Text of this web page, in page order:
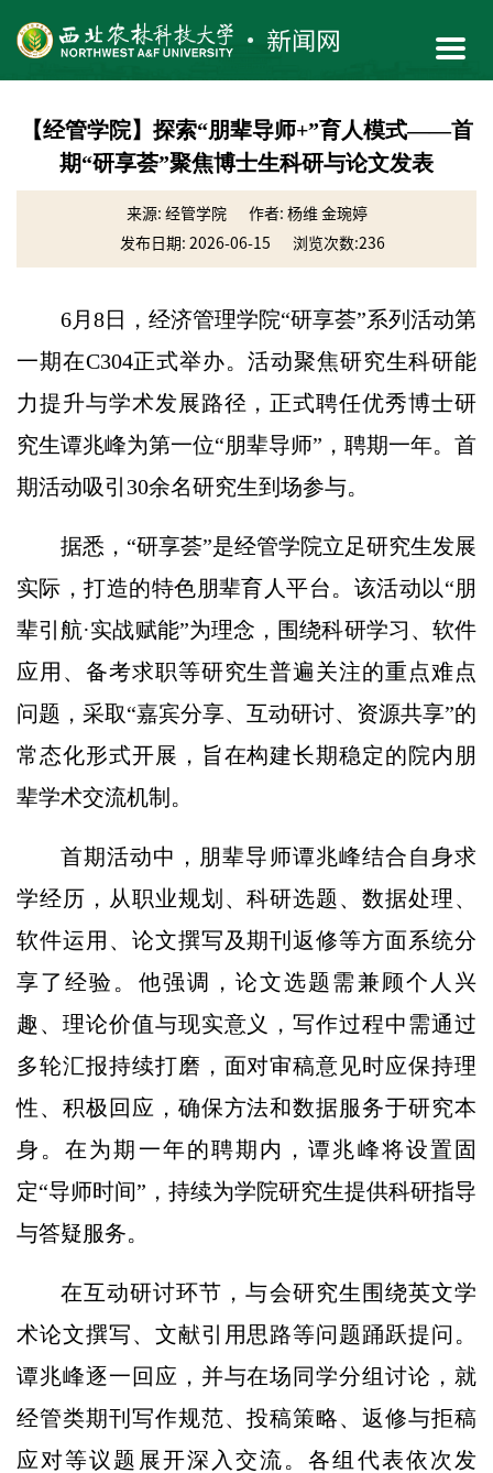
【经管学院】探索“朋辈导师+”育人模式——首
期“研享荟”聚焦博士生科研与论文发表
来源: 经管学院
作者: 杨维 金琬婷
发布日期: 2026-06-15
浏览次数:236
6月8日，经济管理学院“研享荟”系列活动第
一期在C304正式举办。活动聚焦研究生科研能
力提升与学术发展路径，正式聘任优秀博士研
究生谭兆峰为第一位“朋辈导师”，聘期一年。首
期活动吸引30余名研究生到场参与。
据悉，“研享荟”是经管学院立足研究生发展
实际，打造的特色朋辈育人平台。该活动以“朋
辈引航·实战赋能”为理念，围绕科研学习、软件
应用、备考求职等研究生普遍关注的重点难点
问题，采取“嘉宾分享、互动研讨、资源共享”的
常态化形式开展，旨在构建长期稳定的院内朋
辈学术交流机制。
首期活动中，朋辈导师谭兆峰结合自身求
学经历，从职业规划、科研选题、数据处理、
软件运用、论文撰写及期刊返修等方面系统分
享了经验。他强调，论文选题需兼顾个人兴
趣、理论价值与现实意义，写作过程中需通过
多轮汇报持续打磨，面对审稿意见时应保持理
性、积极回应，确保方法和数据服务于研究本
身。在为期一年的聘期内，谭兆峰将设置固
定“导师时间”，持续为学院研究生提供科研指导
与答疑服务。
在互动研讨环节，与会研究生围绕英文学
术论文撰写、文献引用思路等问题踊跃提问。
谭兆峰逐一回应，并与在场同学分组讨论，就
经管类期刊写作规范、投稿策略、返修与拒稿
应对等议题展开深入交流。各组代表依次发